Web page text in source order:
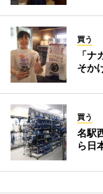
買う
「
そか
買う
名駅
ら日